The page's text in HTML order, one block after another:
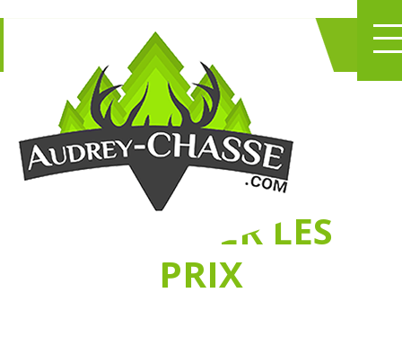
NE PERDEZ PLUS
DE TEMPS
CHASSER LES
PRIX